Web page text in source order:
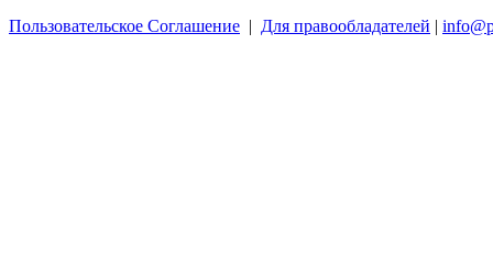
Пользовательское Соглашение | Для правообладателей |